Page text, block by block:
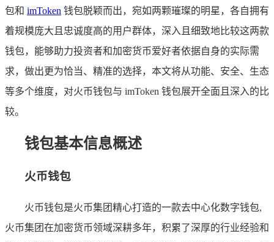
包和 imToken 钱包脱颖而出，宛如两颗璀璨的明星，各自拥有
着规模庞大且忠诚度高的用户群体，深入且细致地比较这两款
钱包，能够助力投资者和加密货币爱好者依据自身的实际需
求，做出更为恰当、精准的选择，本文将从功能、安全、生态
等多个维度，对火币钱包与 imToken 钱包展开全面且深入的比
较。
钱包基本信息概述
火币钱包
火币钱包是火币集团精心打造的一款去中心化数字钱包,
火币集团在加密货币领域深耕多年，积累了深厚的行业经验和